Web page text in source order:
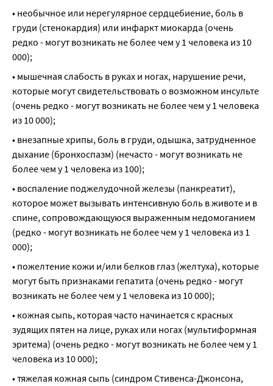
• необычное или нерегулярное сердцебиение, боль в
груди (стенокардия) или инфаркт миокарда (очень
редко - могут возникать не более чем у 1 человека из 10
000);
• мышечная слабость в руках и ногах, нарушение речи,
которые могут свидетельствовать о возможном инсульте
(очень редко - могут возникать не более чем у 1 человека
из 10 000);
• внезапные хрипы, боль в груди, одышка, затрудненное
дыхание (бронхоспазм) (нечасто - могут возникать не
более чем у 1 человека из 100);
• воспаление поджелудочной железы (панкреатит),
которое может вызывать интенсивную боль в животе и в
спине, сопровождающуюся выраженным недомоганием
(редко - могут возникать не более чем у 1 человека из 1
000);
• пожелтение кожи и/или белков глаз (желтуха), которые
могут быть признаками гепатита (очень редко - могут
возникать не более чем у 1 человека из 10 000);
• кожная сыпь, которая часто начинается с красных
зудящих пятен на лице, руках или ногах (мультиформная
эритема) (очень редко - могут возникать не более чем у 1
человека из 10 000);
• тяжелая кожная сыпь (синдром Стивенса-Джонсона,